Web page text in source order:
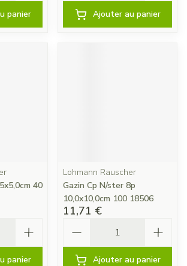
panier Ajouter au panier
40
panier
Lohmann Rauscher
Gazin Cp N/ster 8p
10,0x10,0cm 100 18506
11,71 €
Ajouter au panier